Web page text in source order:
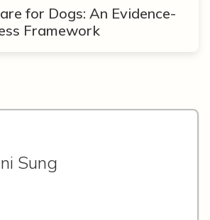
for Dogs: An Evidence-
Framework
Sung